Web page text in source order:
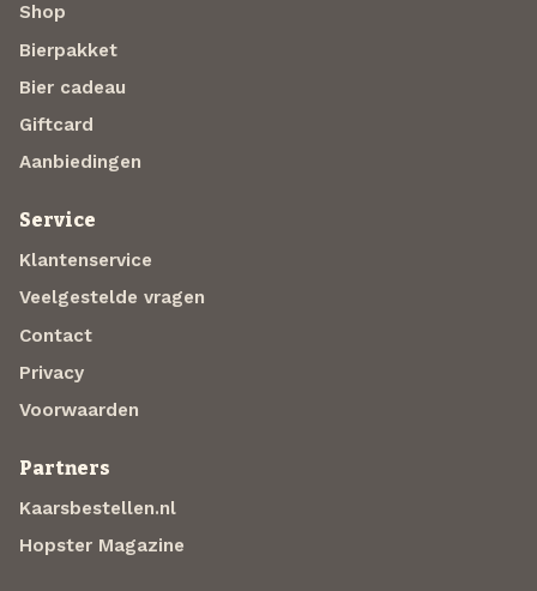
Shop
Bierpakket
Bier cadeau
Giftcard
Aanbiedingen
Service
Klantenservice
Veelgestelde vragen
Contact
Privacy
Voorwaarden
Partners
Kaarsbestellen.nl
Hopster Magazine